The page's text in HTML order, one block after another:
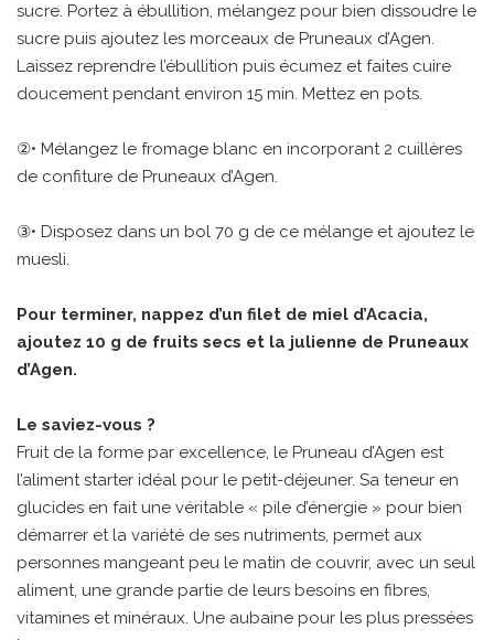
sucre. Portez à ébullition, mélangez pour bien dissoudre le
sucre puis ajoutez les morceaux de Pruneaux d’Agen.
Laissez reprendre l’ébullition puis écumez et faites cuire
doucement pendant environ 15 min. Mettez en pots.
②• Mélangez le fromage blanc en incorporant 2 cuillères
de confiture de Pruneaux d’Agen.
③• Disposez dans un bol 70 g de ce mélange et ajoutez le
muesli.
Pour terminer, nappez d’un filet de miel d’Acacia,
ajoutez 10 g de fruits secs et la julienne de Pruneaux
d’Agen.
Le saviez-vous ?
Fruit de la forme par excellence, le Pruneau d’Agen est
l’aliment starter idéal pour le petit-déjeuner. Sa teneur en
glucides en fait une véritable « pile d’énergie » pour bien
démarrer et la variété de ses nutriments, permet aux
personnes mangeant peu le matin de couvrir, avec un seul
aliment, une grande partie de leurs besoins en fibres,
vitamines et minéraux. Une aubaine pour les plus pressées